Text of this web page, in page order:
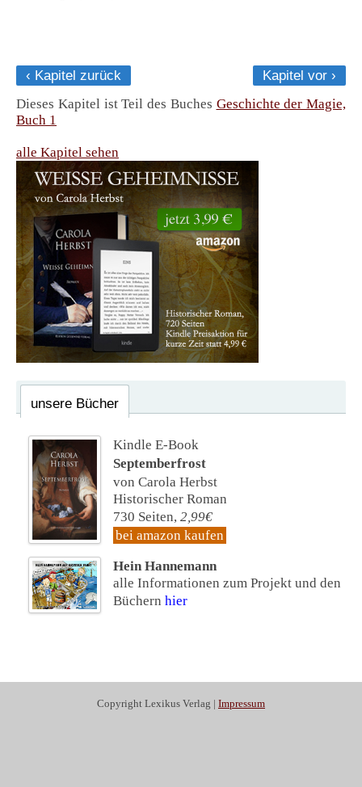
‹ Kapitel zurück
Kapitel vor ›
Dieses Kapitel ist Teil des Buches Geschichte der Magie,
Buch 1
alle Kapitel sehen
unsere Bücher
Kindle E-Book
Septemberfrost
von Carola Herbst
Historischer Roman
730 Seiten, 2,99€
bei amazon kaufen
Hein Hannemann
alle Informationen zum Projekt und den
Büchern hier
Copyright Lexikus Verlag | Impressum